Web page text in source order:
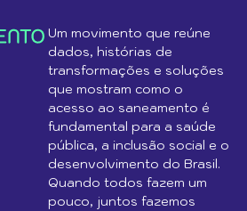
Um movimento que reúne
dados, histórias de
transformações e soluções
que mostram como o
acesso ao saneamento é
fundamental para a saúde
pública, a inclusão social e o
desenvolvimento do Brasil.
Quando todos fazem um
pouco, juntos fazemos